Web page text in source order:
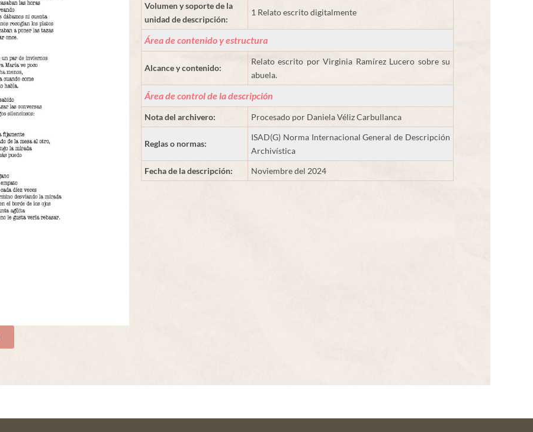
Volumen y soporte de la
unidad de descripción:
1 Relato escrito digitalmente
Área de contenido y estructura
Alcance y contenido:
Relato escrito por Virginia Ramírez Lucero sobre su
abuela.
Área de control de la descripción
Nota del archivero: Procesado por Daniela Véliz Carbullanca
Reglas o normas:
ISAD(G) Norma Internacional General de Descripción
Archivística
Fecha de la descripción:
Noviembre del 2024